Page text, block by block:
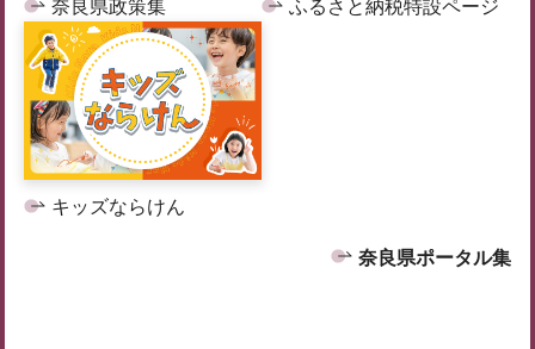
奈良県政策集 ふるさと納税特設ページ
キッズならけん
奈良県ポータル集